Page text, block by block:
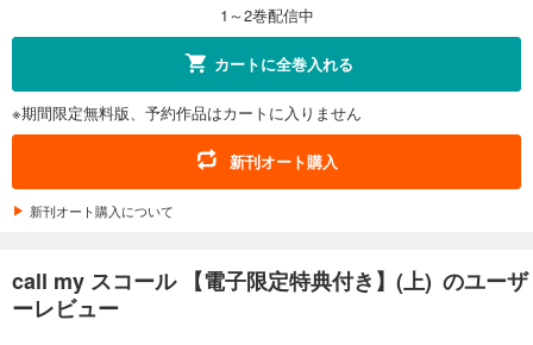
1～2巻配信中
カートに全巻入れる
※期間限定無料版、予約作品はカートに入りません
新刊オート購入
新刊オート購入について
call my スコール 【電子限定特典付き】(上) のユーザ
ーレビュー